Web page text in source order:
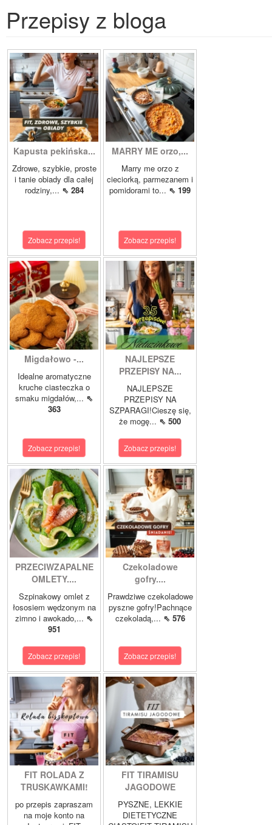
Przepisy z bloga
Kapusta pekińska...
Zdrowe, szybkie, proste
i tanie obiady dla całej
rodziny,... ⇖ 284
Zobacz przepis!
MARRY ME orzo,...
Marry me orzo z
cieciorką, parmezanem i
pomidorami to... ⇖ 199
Zobacz przepis!
Migdałowo -...
Idealne aromatyczne
kruche ciasteczka o
smaku migdałów,... ⇖
363
Zobacz przepis!
NAJLEPSZE
PRZEPISY NA...
NAJLEPSZE
PRZEPISY NA
SZPARAGI!Cieszę się,
że mogę... ⇖ 500
Zobacz przepis!
PRZECIWZAPALNE
OMLETY....
Szpinakowy omlet z
łososiem wędzonym na
zimno i awokado,... ⇖
951
Zobacz przepis!
Czekoladowe
gofry....
Prawdziwe czekoladowe
pyszne gofry!Pachnące
czekoladą,... ⇖ 576
Zobacz przepis!
FIT ROLADA Z
TRUSKAWKAMI!
po przepis zapraszam
na moje konto na
FIT TIRAMISU
JAGODOWE
PYSZNE, LEKKIE
DIETETYCZNE